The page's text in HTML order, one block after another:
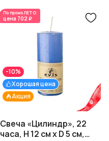
По промоЛЕТО
цена 702 ₽
Акция
Хорошая цена
-10%
Свеча «Цилиндр», 22
часа, H 12 см x D 5 см,